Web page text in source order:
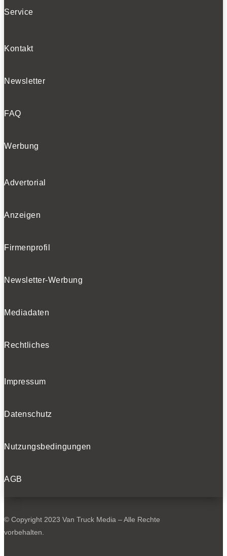
Service
Kontakt
Newsletter
FAQ
Werbung
Advertorial
Anzeigen
Firmenprofil
Newsletter-Werbung
Mediadaten
Rechtliches
Impressum
Datenschutz
Nutzungsbedingungen
AGB
© Copyright 2023 Van Truck Media – Alle Rechte
vorbehalten.